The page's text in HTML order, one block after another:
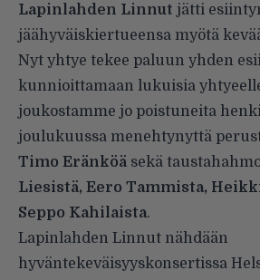
Lapinlahden Linnut jätti
jäähyväiskiertueensa myötä
Nyt yhtye tekee paluun yhden
kunnioittamaan lukuisia
joukostamme jo poistuneita
joulukuussa menehtynyttä
Timo Eränköä sekä
Liesistä, Eero Tammista,
Seppo Kahilaista.
Lapinlahden Linnut nähdään
hyväntekeväisyyskonsertissa